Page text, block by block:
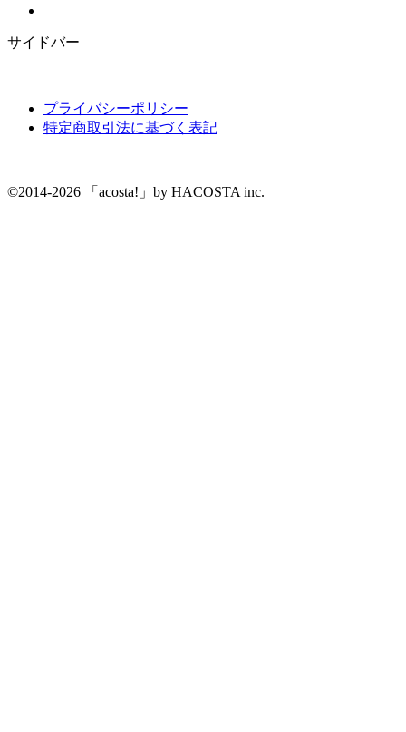
サイドバー
プライバシーポリシー
特定商取引法に基づく表記
©2014-2026 「acosta!」by HACOSTA inc.